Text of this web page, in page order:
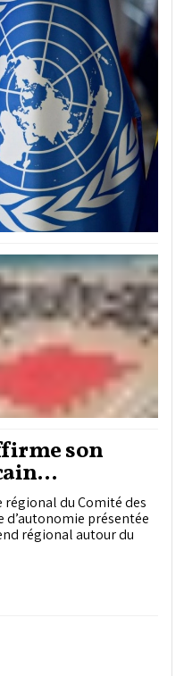
son
régional du Comité des
d’autonomie présentée
régional autour du